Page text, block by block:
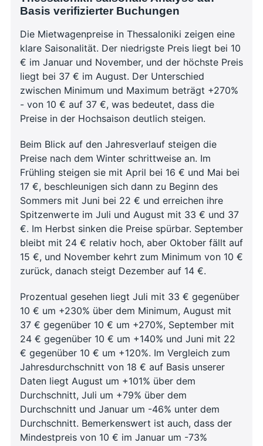
Basis verifizierter Buchungen
Die Mietwagenpreise in Thessaloniki zeigen eine
klare Saisonalität. Der niedrigste Preis liegt bei 10
€ im Januar und November, und der höchste Preis
liegt bei 37 € im August. Der Unterschied
zwischen Minimum und Maximum beträgt +270%
- von 10 € auf 37 €, was bedeutet, dass die
Preise in der Hochsaison deutlich steigen.
Beim Blick auf den Jahresverlauf steigen die
Preise nach dem Winter schrittweise an. Im
Frühling steigen sie mit April bei 16 € und Mai bei
17 €, beschleunigen sich dann zu Beginn des
Sommers mit Juni bei 22 € und erreichen ihre
Spitzenwerte im Juli und August mit 33 € und 37
€. Im Herbst sinken die Preise spürbar. September
bleibt mit 24 € relativ hoch, aber Oktober fällt auf
15 €, und November kehrt zum Minimum von 10 €
zurück, danach steigt Dezember auf 14 €.
Prozentual gesehen liegt Juli mit 33 € gegenüber
10 € um +230% über dem Minimum, August mit
37 € gegenüber 10 € um +270%, September mit
24 € gegenüber 10 € um +140% und Juni mit 22
€ gegenüber 10 € um +120%. Im Vergleich zum
Jahresdurchschnitt von 18 € auf Basis unserer
Daten liegt August um +101% über dem
Durchschnitt, Juli um +79% über dem
Durchschnitt und Januar um -46% unter dem
Durchschnitt. Bemerkenswert ist auch, dass der
Mindestpreis von 10 € im Januar um -73%